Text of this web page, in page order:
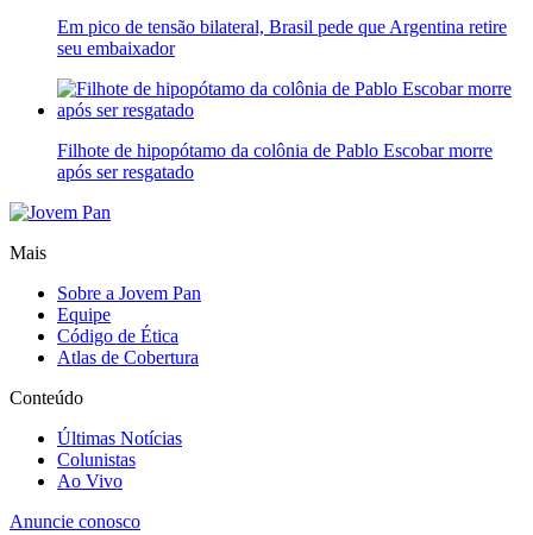
Em pico de tensão bilateral, Brasil pede que Argentina retire
seu embaixador
Filhote de hipopótamo da colônia de Pablo Escobar morre
após ser resgatado
Mais
Sobre a Jovem Pan
Equipe
Código de Ética
Atlas de Cobertura
Conteúdo
Últimas Notícias
Colunistas
Ao Vivo
Anuncie conosco